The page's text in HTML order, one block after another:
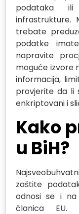
podataka ili
infrastrukture.
trebate
podatke
napravite
moguće izvore
informacija,
provjerite da li
enkriptovani i
Kako
u BiH?
zaštite
odnosi se i na
članica EU.